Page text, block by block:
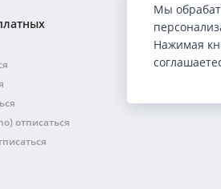
отписаться
Мы
Нажимая